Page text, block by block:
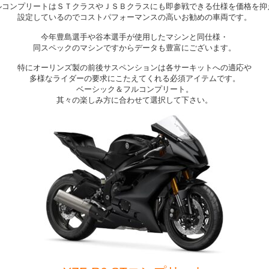
コンプリートはＳＴクラスやＪＳＢクラスにも即参戦できる仕様を価格を抑
設定しているのでコストパフォーマンスの高いお勧めの車両です。
今年豊島選手や谷本選手が使用したマシンと同仕様・
同スペックのマシンですからデータも豊富にございます。
特にオーリンズ製の前後サスペンションは各サーキットへの適応や
多様なライダーの要求にこたえてくれる必須アイテムです。
ベーシック＆フルコンプリート。
其々の楽しみ方に合わせて選択して下さい。